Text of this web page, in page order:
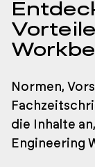
Normen,
die Inhalte
Engineering